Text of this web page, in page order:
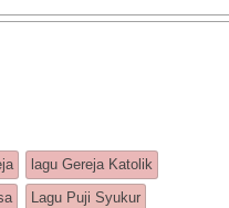
lagu Gereja Katolik
Lagu Puji Syukur